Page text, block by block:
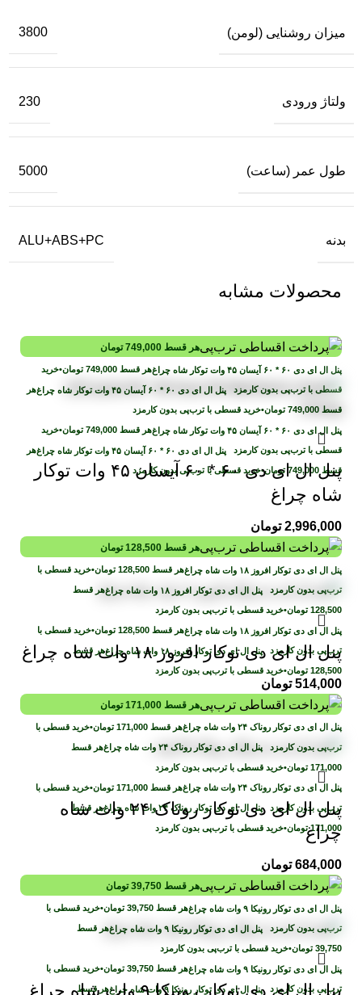
میزان روشنایی (لومن) 3800
ولتاژ ورودی 230
طول عمر (ساعت) 5000
بدنه ALU+ABS+PC
محصولات مشابه
هر قسط 749,000 تومان
هر قسط 749,000 تومان•خرید
قسطی با ترب‌پی بدون کارمزد هر
قسط 749,000 تومان•خرید قسطی با ترب‌پی بدون کارمزد
هر قسط 749,000 تومان•خرید
قسطی با ترب‌پی بدون کارمزد هر
قسط 749,000 تومان•خرید قسطی با ترب‌پی بدون کارمزد
پنل ال ای دی ۶۰ * ۶۰ آیسان ۴۵ وات توکار
شاه چراغ
2,996,000 تومان
هر قسط 128,500 تومان
هر قسط 128,500 تومان•خرید قسطی با
ترب‌پی بدون کارمزد هر قسط
128,500 تومان•خرید قسطی با ترب‌پی بدون کارمزد
هر قسط 128,500 تومان•خرید قسطی با
ترب‌پی بدون کارمزد هر قسط
128,500 تومان•خرید قسطی با ترب‌پی بدون کارمزد
پنل ال ای دی توکار افروز ۱۸ وات شاه چراغ
514,000 تومان
هر قسط 171,000 تومان
هر قسط 171,000 تومان•خرید قسطی با
ترب‌پی بدون کارمزد هر قسط
171,000 تومان•خرید قسطی با ترب‌پی بدون کارمزد
هر قسط 171,000 تومان•خرید قسطی با
ترب‌پی بدون کارمزد هر قسط
171,000 تومان•خرید قسطی با ترب‌پی بدون کارمزد
پنل ال ای دی توکار روناک ۲۴ وات شاه
چراغ
684,000 تومان
هر قسط 39,750 تومان
هر قسط 39,750 تومان•خرید قسطی با
ترب‌پی بدون کارمزد هر قسط
39,750 تومان•خرید قسطی با ترب‌پی بدون کارمزد
هر قسط 39,750 تومان•خرید قسطی با
ترب‌پی بدون کارمزد هر قسط پنل ال ای دی توکار رونیکا ۹ وات شاه چراغ